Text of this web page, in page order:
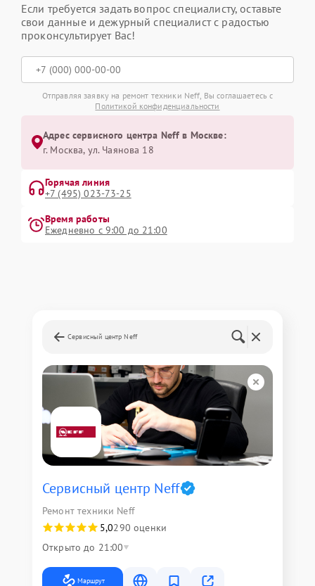
Если требуется задать вопрос специалисту, оставьте
свои данные и дежурный специалист с радостью
проконсультирует Вас!
Отправляя заявку на ремонт техники Neff, Вы соглашаетесь с
Политикой конфиденциальности
Адрес сервисного центра Neff в Москве:
г. Москва, ул. Чаянова 18
Горячая линия
+7 (495) 023-73-25
Время работы
Ежедневно с 9:00 до 21:00
Сервисный центр Neff
Сервисный центр Neff
Ремонт техники Neff
5,0290 оценки
Открыто до 21:00
Маршрут